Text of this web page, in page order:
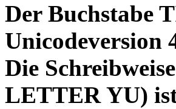
Der Buchstabe
Unicodeversion
Die
LETTER YU)